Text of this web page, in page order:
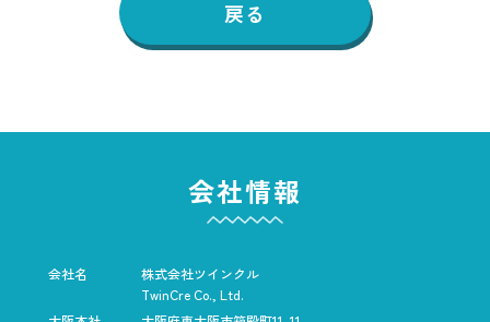
戻る
会社情報
会社名
株式会社ツインクル
TwinCre Co., Ltd.